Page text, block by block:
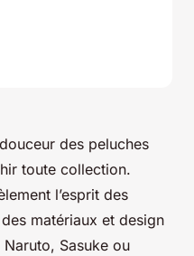
des peluches
toute collection.
l’esprit des
matériaux et design
Sasuke ou